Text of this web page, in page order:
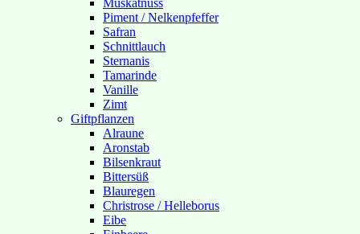
Muskatnuss
Piment / Nelkenpfeffer
Safran
Schnittlauch
Sternanis
Tamarinde
Vanille
Zimt
Giftpflanzen
Alraune
Aronstab
Bilsenkraut
Bittersüß
Blauregen
Christrose / Helleborus
Eibe